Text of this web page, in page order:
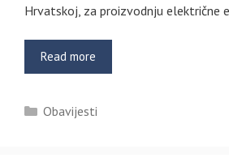
Hrvatskoj, za proizvodnju električne
Read more
Kategorije
Obavijesti